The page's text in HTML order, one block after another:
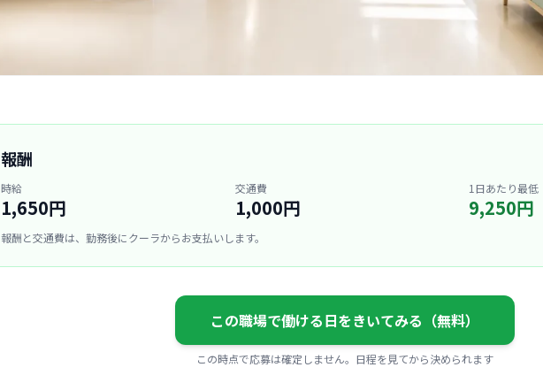
報酬
時給
1,650円
交通費
1,000円
1日あたり最低
9,250円
報酬と交通費は、勤務後にクーラからお支払いします。
この職場で働ける日をきいてみる（無料）
この時点で応募は確定しません。日程を見てから決められます